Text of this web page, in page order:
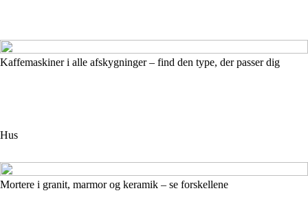
Kaffemaskiner i alle afskygninger – find den type, der passer dig
Hus
Mortere i granit, marmor og keramik – se forskellene